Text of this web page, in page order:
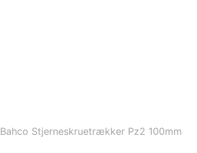
Bahco Stjerneskruetrækker Pz2 100mm